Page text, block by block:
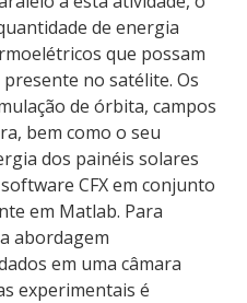
de energia
que possam
no satélite. Os
de órbita, campos
bem como o seu
dos painéis solares
CFX em conjunto
em Matlab. Para
abordagem
em uma câmara
experimentais é